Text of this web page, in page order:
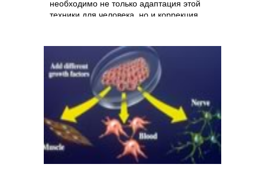
необходимо не только адаптация этой
техники для человека, но и коррекция